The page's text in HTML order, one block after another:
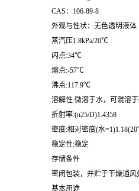
CAS：106-89-8
外观与性状：无色透明液体
蒸汽压1.8kPa/20℃
闪点:34℃
熔点:-57℃
沸点:117.9℃
溶解性:微溶于水，可混溶于
折射率:(n25/D)1.4358
密度:相对密度(水
稳定性:稳定
存储条件
密闭包装，并贮于干燥通
基本用途